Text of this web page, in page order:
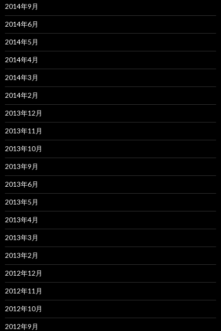
2014年9月
2014年6月
2014年5月
2014年4月
2014年3月
2014年2月
2013年12月
2013年11月
2013年10月
2013年9月
2013年6月
2013年5月
2013年4月
2013年3月
2013年2月
2012年12月
2012年11月
2012年10月
2012年9月